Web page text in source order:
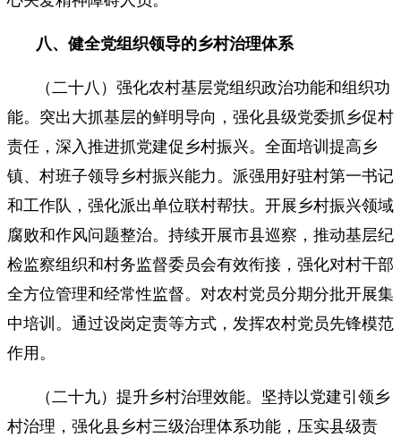
八、健全党组织领导的乡村治理体系
（二十八）强化农村基层党组织政治功能和组织功
能。突出大抓基层的鲜明导向，强化县级党委抓乡促村
责任，深入推进抓党建促乡村振兴。全面培训提高乡
镇、村班子领导乡村振兴能力。派强用好驻村第一书记
和工作队，强化派出单位联村帮扶。开展乡村振兴领域
腐败和作风问题整治。持续开展市县巡察，推动基层纪
检监察组织和村务监督委员会有效衔接，强化对村干部
全方位管理和经常性监督。对农村党员分期分批开展集
中培训。通过设岗定责等方式，发挥农村党员先锋模范
作用。
（二十九）提升乡村治理效能。坚持以党建引领乡
村治理，强化县乡村三级治理体系功能，压实县级责